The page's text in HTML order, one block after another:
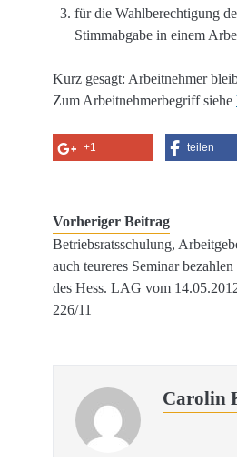
für die Wahlberechtigung
Stimmabgabe in einem
Kurz gesagt: Arbeitnehmer
Zum Arbeitnehmerbegriff siehe
+1 teilen
Vorheriger Beitrag
Betriebsratsschulung,
auch teureres Seminar
des Hess. LAG vom
226/11
Carolin